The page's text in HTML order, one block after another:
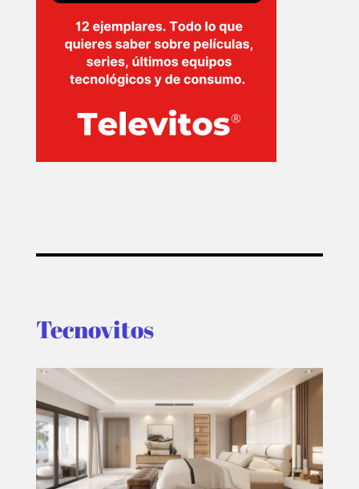
Tecnovitos